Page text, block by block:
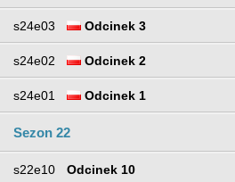
s24e03 Odcinek 3
s24e02 Odcinek 2
s24e01 Odcinek 1
Sezon 22
s22e10 Odcinek 10